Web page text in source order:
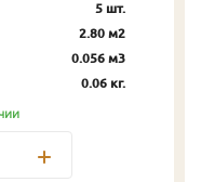
5 шт.
2.80 м2
0.056 м3
0.06 кг.